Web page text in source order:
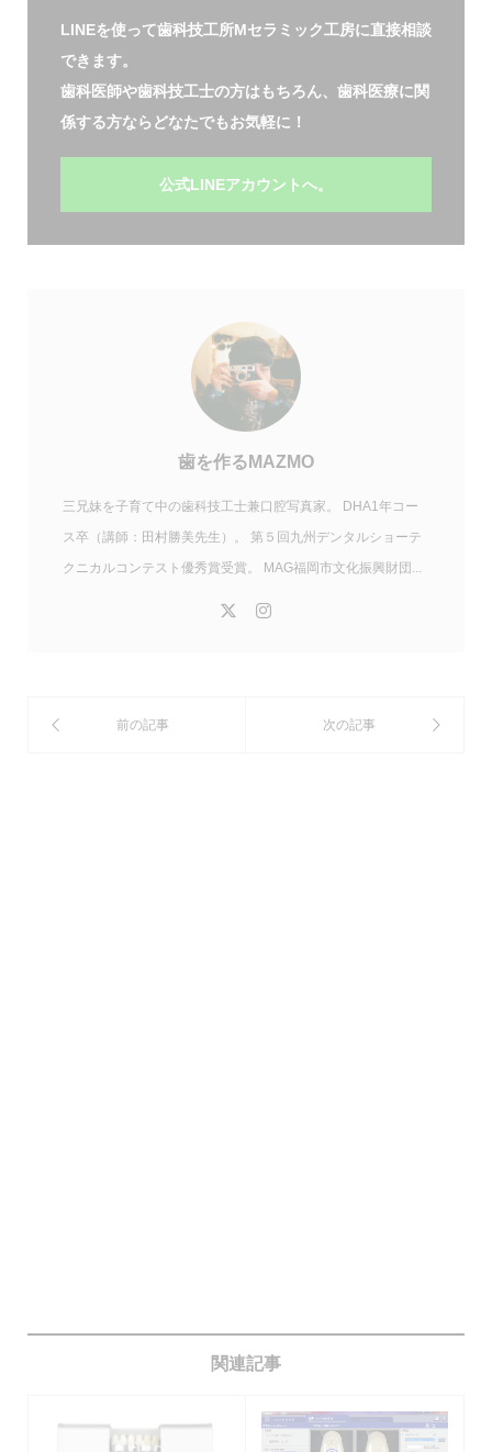
LINEを使って歯科技工所Mセラミック工房に直接相談
できます。
歯科医師や歯科技工士の方はもちろん、歯科医療に関
係する方ならどなたでもお気軽に！
公式LINEアカウントへ。
歯を作るMAZMO
三兄妹を子育て中の歯科技工士兼口腔写真家。 DHA1年コー
ス卒（講師：田村勝美先生）。 第５回九州デンタルショーテ
クニカルコンテスト優秀賞受賞。 MAG福岡市文化振興財団...
関連記事